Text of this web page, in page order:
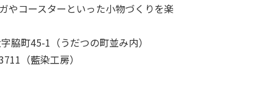
やコースターといった小物づくりを楽
脇町45-1（うだつの町並み内）
（藍染工房）